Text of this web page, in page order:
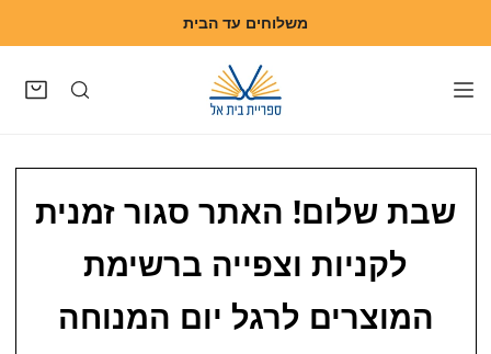
משלוחים עד הבית
שבת שלום! האתר סגור זמנית
לקניות וצפייה ברשימת
המוצרים לרגל יום המנוחה